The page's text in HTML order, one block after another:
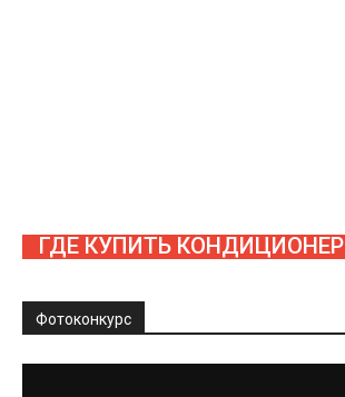
ГДЕ КУПИТЬ КОНДИЦИОНЕР
Фотоконкурс